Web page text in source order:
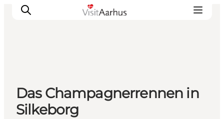
Sehen und erleben
Veranstaltungen
Städte und Regionen
Das Champagnerrennen in
Silkeborg